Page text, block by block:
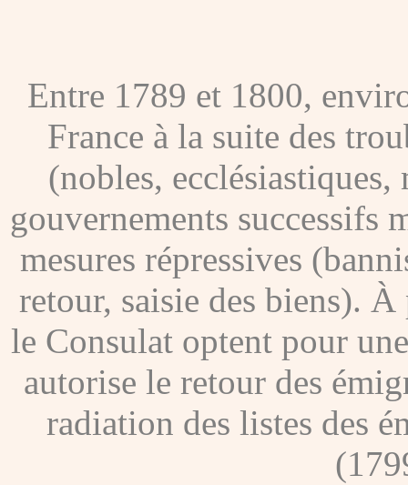
Entre 1789 et 1800,
France à la suite des
(nobles,
gouvernements successifs
mesures répressives
retour, saisie des biens).
le Consulat optent pour
autorise le retour des
radiation des listes des